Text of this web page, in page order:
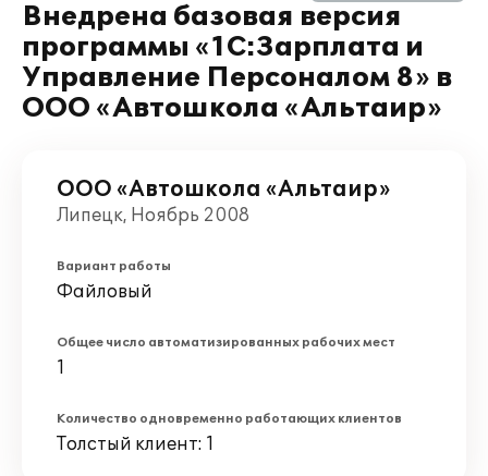
Внедрена базовая версия
программы «1С:Зарплата и
Управление Персоналом 8» в
ООО «Автошкола «Альтаир»
ООО «Автошкола «Альтаир»
Липецк, Ноябрь 2008
Вариант работы
Файловый
Общее число автоматизированных рабочих мест
1
Количество одновременно работающих клиентов
Толстый клиент: 1